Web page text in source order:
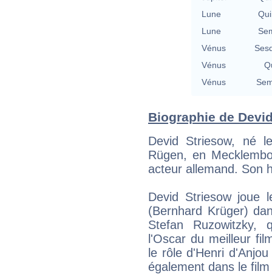
Lune
Lune
Vénus
Vénus
Vénus
Biographie de
Devid Striesow, né
Rügen, en
acteur allemand. Son
Devid Striesow joue
(Bernhard Krüger)
Stefan Ruzowitzky,
l'Oscar du meilleur
le rôle d'Henri
également dans le